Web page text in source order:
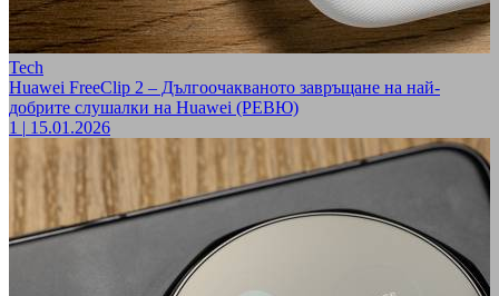
Tech
Huawei FreeClip 2 – Дългоочакваното завръщане на най-
добрите слушалки на Huawei (РЕВЮ)
1 | 15.01.2026